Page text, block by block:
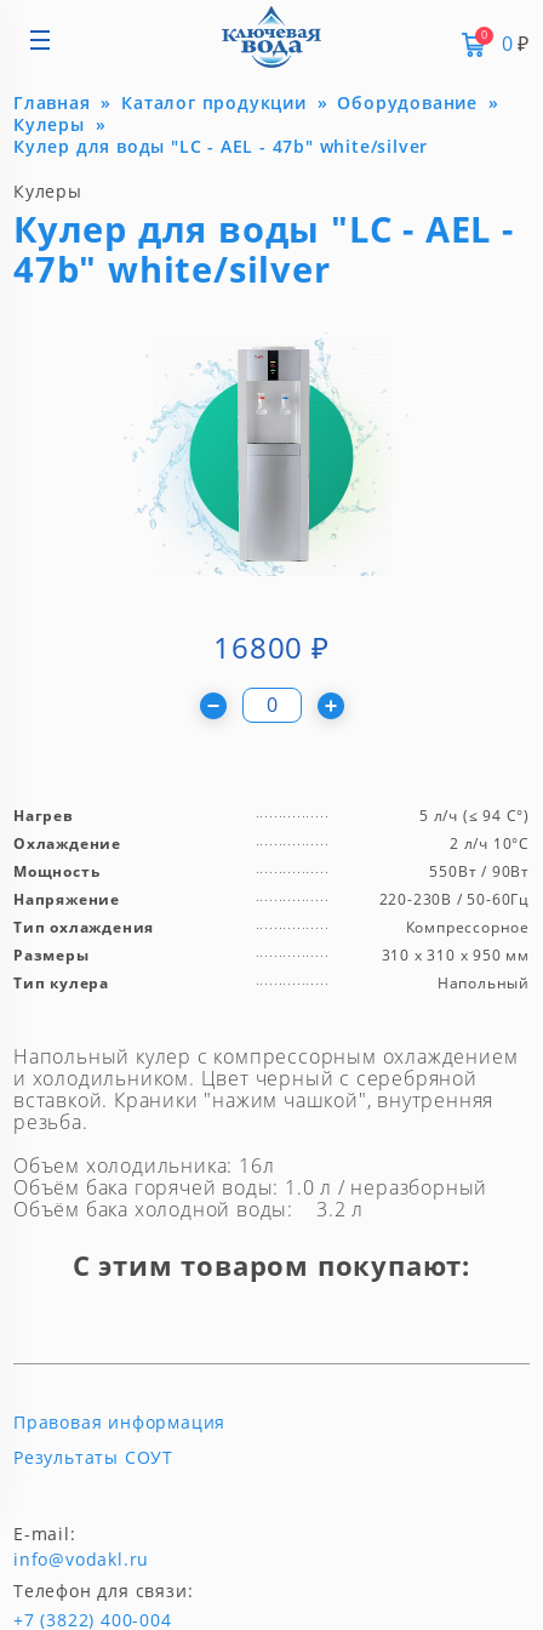
0 0₽
Главная Каталог продукции
Оборудование
Кулеры
Кулер для воды "LC - AEL - 47b" white/silver
Кулеры
Кулер для воды "LC - AEL -
47b" white/silver
16800 ₽
Нагрев
5 л/ч (≤ 94 C°)
Охлаждение
2 л/ч 10°C
Мощность
550Вт / 90Вт
Напряжение
220-230В / 50-60Гц
Тип охлаждения
Компрессорное
Размеры
310 х 310 х 950 мм
Тип кулера
Напольный
Напольный кулер с компрессорным охлаждением
и холодильником. Цвет черный с серебряной
вставкой. Краники "нажим чашкой", внутренняя
резьба.
Объем холодильника: 16л
Объём бака горячей воды: 1.0 л / неразборный
Объём бака холодной воды: 3.2 л
С этим товаром покупают:
Правовая информация
Результаты СОУТ
Телефон для связи:
+7 (3822) 400-004
E-mail:
info@vodakl.ru